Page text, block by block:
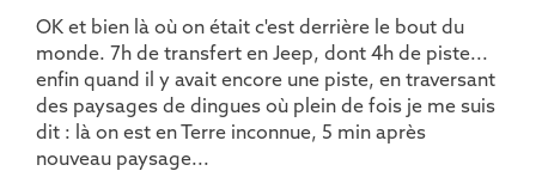
OK et bien là où on était c'est derrière le bout du
monde. 7h de transfert en Jeep, dont 4h de piste...
enfin quand il y avait encore une piste, en traversant
des paysages de dingues où plein de fois je me suis
dit : là on est en Terre inconnue, 5 min après
nouveau paysage...